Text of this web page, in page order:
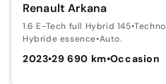
Renault Arkana
1.6 E-Tech full Hybrid 145•Techno
Hybride essence•Auto.
2023•29 690 km•Occasion